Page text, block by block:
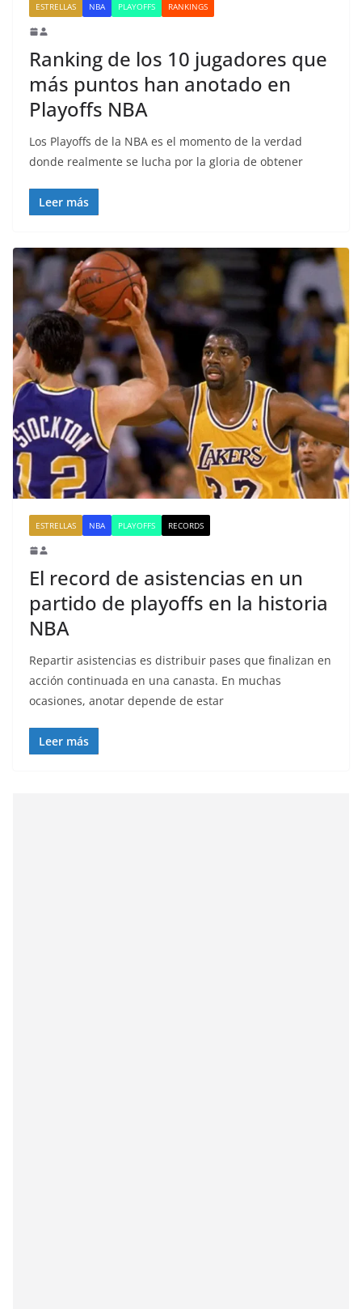
ESTRELLAS NBA PLAYOFFS RANKINGS
Ranking de los 10 jugadores que
más puntos han anotado en
Playoffs NBA
Los Playoffs de la NBA es el momento de la verdad
donde realmente se lucha por la gloria de obtener
Leer más
ESTRELLAS NBA PLAYOFFS RECORDS
El record de asistencias en un
partido de playoffs en la historia
NBA
Repartir asistencias es distribuir pases que finalizan en
acción continuada en una canasta. En muchas
ocasiones, anotar depende de estar
Leer más